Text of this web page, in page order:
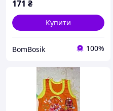
171 ₴
Купити
BomBosik 100%